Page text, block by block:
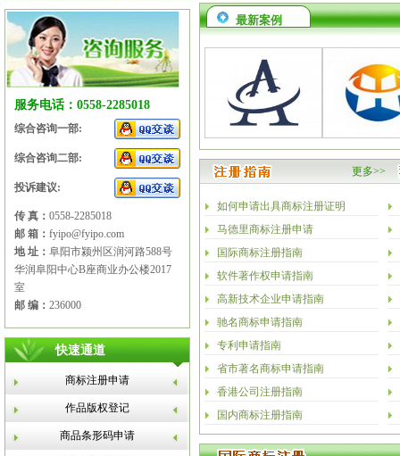
2026年元旦放假安排的通知
2025年国庆节、中秋节放假安排
2025年端午节放假安排的通知
2025年劳动节放假安排的通知
2025年清明节放假安排的通知
2025年春节放假安排的通知
服务电话：0558-2285018
综合咨询一部:
综合咨询二部:
投诉建议:
传 真： 0558-2285018
邮 箱： fyipo@fyipo.com
地 址： 阜阳市颍州区润河路588号
华润阜阳中心B座商业办公楼2017
室
邮 编： 236000
快速通道
商标注册申请
作品版权登记
商品条形码申请
最新案例
更多>>
如何申请出具商标注册证明
马德里商标注册申请
国际商标注册指南
软件著作权申请指南
高新技术企业申请指南
驰名商标申请指南
专利申请指南
省市著名商标申请指南
香港公司注册指南
国内商标注册指南